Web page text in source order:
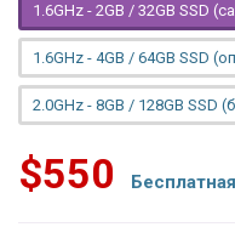
1.6GHz - 2GB / 32GB SSD
1.6GHz - 4GB / 64GB SSD
2.0GHz - 8GB / 128GB SSD
$550